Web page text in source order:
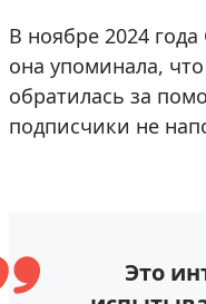
В ноябре 2024
она упоминала,
обратилась за
подписчики не
Это